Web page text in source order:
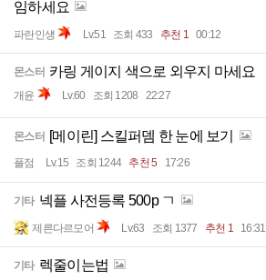
임하세요
파란인섕 Lv.51 조회 433 추천 1 00:12
몬스터 카링 게이지 색으로 외우지 마세요
개윤 Lv.60 조회 1208 22:27
몬스터 [메이린] 스킬퍼뎀 한 눈에 보기
플점 Lv.15 조회 1244 추천 5 17:26
기타 넥플 사전등록 500p ㄱ
제른다르모어 Lv.63 조회 1377 추천 1 16:31
기타 렉줄이는법